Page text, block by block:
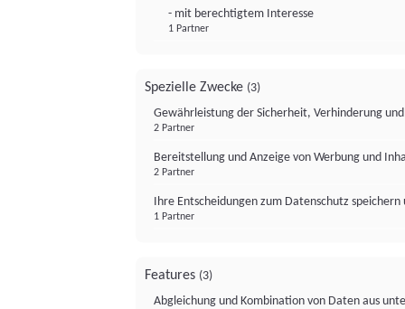
- mit berechtigtem Interesse
1 Partner
Spezielle Zwecke (3)
Gewährleistung der Sicherheit, Verhinderung
2 Partner
Bereitstellung und Anzeige von Werbung und
2 Partner
Ihre Entscheidungen zum Datenschutz
1 Partner
Features (3)
Abgleichung und Kombination von Daten aus